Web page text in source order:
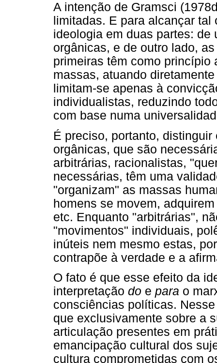
A intenção de Gramsci
limitadas. E para alcançar
ideologia em duas partes:
orgânicas, e de outro lado,
primeiras têm como princípio
massas, atuando
limitam-se apenas à
individualistas, reduzindo
com base numa
É preciso, portanto,
orgânicas, que são
arbitrárias, racionalistas,
necessárias, têm uma
"organizam" as massas
homens se movem,
etc. Enquanto "arbitrárias",
"movimentos" individuais,
inúteis nem mesmo estas,
contrapõe à verdade e a
O fato é que esse efeito da
interpretação do e para o
consciências políticas.
que exclusivamente sobre a
articulação presentes em
emancipação cultural dos
cultura comprometidas com